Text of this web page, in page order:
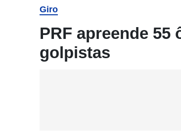
Giro
PRF apreende
golpistas